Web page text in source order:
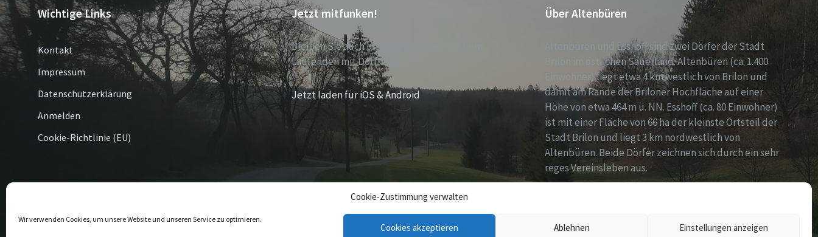
Cookie-Zustimmung verwalten
Wir verwenden Cookies, um unsere Website und unseren Service zu optimieren.
Cookies akzeptieren Ablehnen Einstellungen anzeigen
Wichtige Links
Kontakt
Impressum
Datenschutzerklärung
Anmelden
Cookie-Richtlinie (EU)
Jetzt mitfunken!
Bleiben Sie auch unterwegs immer auf dem
Laufenden mit DorfFunk!
Jetzt laden für iOS & Android
Über Altenbüren
Altenbüren und Esshoff sind zwei Dörfer der Stadt
Brilon im östlichen Sauerland. Altenbüren (ca. 1.400
Einwohner) liegt etwa 4 km westlich von Brilon und
damit am Rande der Briloner Hochfläche auf einer
Höhe von etwa 464 m ü. NN. Esshoff (ca. 80 Einwohner)
ist mit einer Fläche von 66 ha der kleinste Ortsteil der
Stadt Brilon und liegt 3 km nordwestlich von
Altenbüren. Beide Dörfer zeichnen sich durch ein sehr
reges Vereinsleben aus.